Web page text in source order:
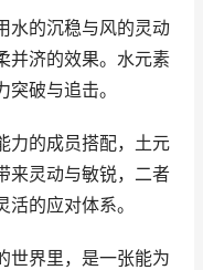
水的沉稳与风的灵动
并济的效果。水元素
破与追击。
力的成员搭配，土元
来灵动与敏锐，二者
的应对体系。
世界里，是一张能为